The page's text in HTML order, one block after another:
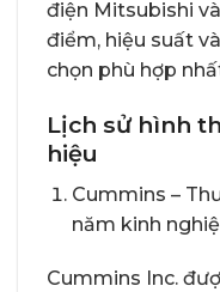
điện Mitsubishi
điểm, hiệu suất
chọn phù hợp
Lịch sử hình
hiệu
Cummins –
năm kinh
Cummins Inc.